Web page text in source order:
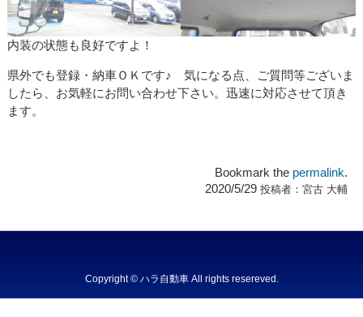
内装の状態も良好ですよ！
県外でも登録・納車ＯＫです♪ 気になる点、ご質問等ございま
したら、お気軽にお問い合わせ下さい。迅速に対応させて頂き
ます。
Bookmark the permalink.
2020/5/29 投稿者：宮古 大輔
Copyright © ハラ自動車 All rights resereved.Powered by DJCOM Inc.